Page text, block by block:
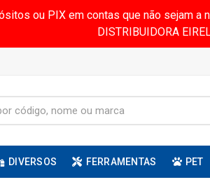
ou PIX em contas que não sejam
DISTRIBUIDORA
DIVERSOS FERRAMENTAS PET